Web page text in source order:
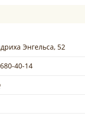
Энгельса, 52
40-14